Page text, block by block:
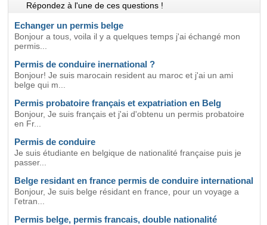
Répondez à l'une de ces questions !
Echanger un permis belge
Bonjour a tous, voila il y a quelques temps j'ai échangé mon
permis...
Permis de conduire inernational ?
Bonjour! Je suis marocain resident au maroc et j'ai un ami
belge qui m...
Permis probatoire français et expatriation en Belg
Bonjour, Je suis français et j'ai d'obtenu un permis probatoire
en Fr...
Permis de conduire
Je suis étudiante en belgique de nationalité française puis je
passer...
Belge residant en france permis de conduire international
Bonjour, Je suis belge résidant en france, pour un voyage a
l'etran...
Permis belge, permis francais, double nationalité